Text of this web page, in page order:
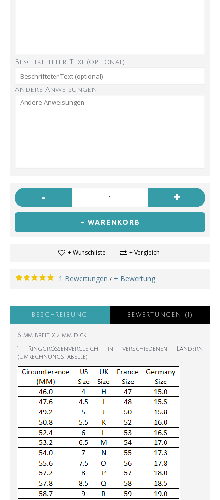
Beschrifteter Text (optional)
Andere Anweisungen
- +
+ WARENKORB
+ Wunschliste + Vergleich
1 Bewertungen / + Bewertung
BESCHREIBUNG BEWERTUNGEN (1)
6 mm breit x 2 mm dick
1. Ringgrößenvergleich in verschiedenen Ländern
(Umrechnungstabelle)